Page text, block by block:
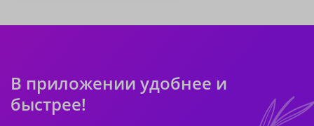
В приложении удобнее и
быстрее!